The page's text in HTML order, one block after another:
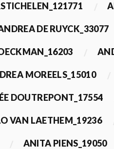
DE RUYCK_33077
MOREELS_15010
DOUTREPONT_17554
VAN LAETHEM_19236
ANITA PIENS_19050